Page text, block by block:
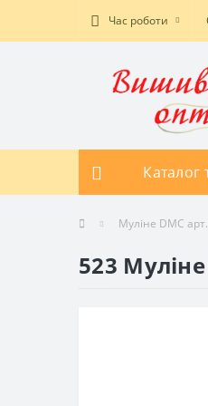
Час роботи
Каталог
Муліне DMC
523